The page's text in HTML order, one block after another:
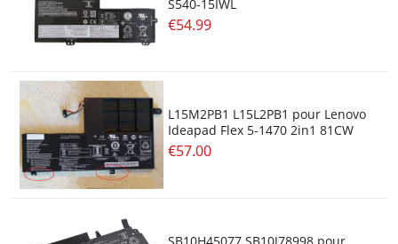
S540-15IWL
€54.99
L15M2PB1 L15L2PB1 pour Lenovo
Ideapad Flex 5-1470 2in1 81CW
€57.00
SB10H45077 SB10J78998 pour